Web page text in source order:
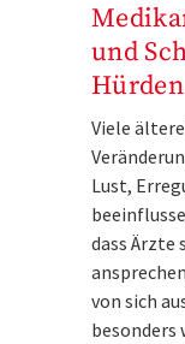
und
Hürden
Viele
Lust,
dass Ärzte
von sich
besonders